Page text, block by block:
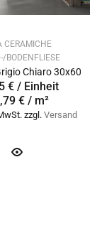
CERAMICHE
BODENFLIESE
Chiaro 30x60
€ / Einheit
€ / m²
zzgl. Versand